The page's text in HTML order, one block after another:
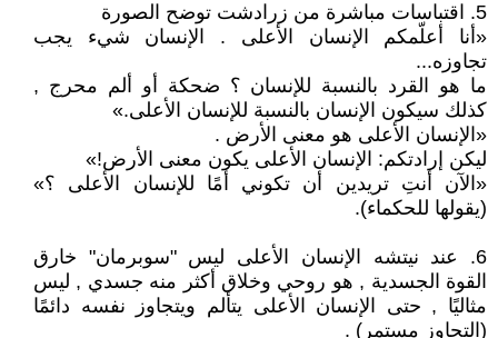
5. اقتباسات مباشرة من زرادشت توضح الصورة
«أنا أعلّمكم الإنسان الأعلى . الإنسان شيء يجب
تجاوزه...
ما هو القرد بالنسبة للإنسان ؟ ضحكة أو ألم محرج ,
كذلك سيكون الإنسان بالنسبة للإنسان الأعلى.»
«الإنسان الأعلى هو معنى الأرض .
ليكن إرادتكم: الإنسان الأعلى يكون معنى الأرض!»
«الآن أنتِ تريدين أن تكوني أمًا للإنسان الأعلى ؟»
(يقولها للحكماء).
6. عند نيتشه الإنسان الأعلى ليس "سوبرمان" خارق
القوة الجسدية , هو روحي وخلاق أكثر منه جسدي , ليس
مثاليًا , حتى الإنسان الأعلى يتألم ويتجاوز نفسه دائمًا
(التجاوز مستمر) .